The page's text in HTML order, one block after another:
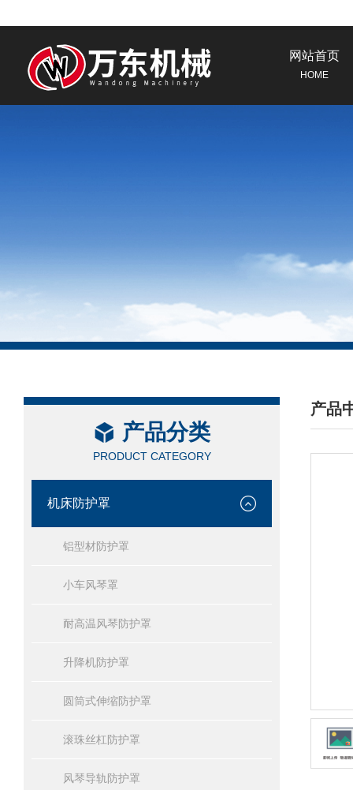
网站首页
HOME
产品分类
PRODUCT CATEGORY
机床防护罩
铝型材防护罩
小车风琴罩
耐高温风琴防护罩
升降机防护罩
圆筒式伸缩防护罩
滚珠丝杠防护罩
风琴导轨防护罩
产品
/